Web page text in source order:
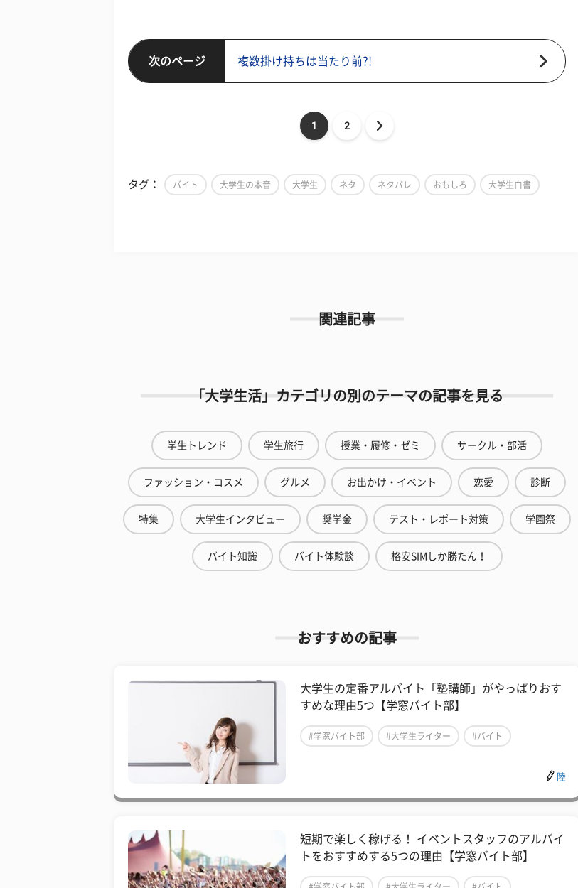
次のページ 複数掛け持ちは当たり前?!
1 2
タグ： バイト 大学生の本音 大学生 ネタ ネタバレ おもしろ 大学生白書
関連記事
「大学生活」カテゴリの別のテーマの記事を見る
学生トレンド 学生旅行 授業・履修・ゼミ サークル・部活
ファッション・コスメ グルメ お出かけ・イベント 恋愛 診断
特集 大学生インタビュー 奨学金 テスト・レポート対策 学園祭
バイト知識 バイト体験談 格安SIMしか勝たん！
おすすめの記事
大学生の定番アルバイト「塾講師」がやっぱりおす
すめな理由5つ【学窓バイト部】
#学窓バイト部 #大学生ライター #バイト
陸
短期で楽しく稼げる！ イベントスタッフのアルバイ
トをおすすめする5つの理由【学窓バイト部】